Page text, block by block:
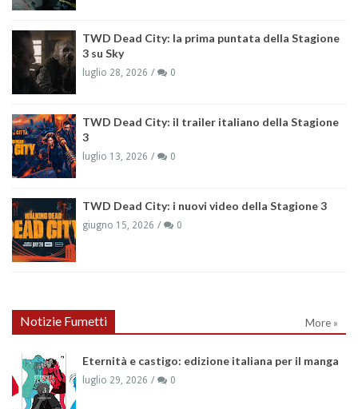
TWD Dead City: la prima puntata della Stagione
3 su Sky
luglio 28, 2026 0
TWD Dead City: il trailer italiano della Stagione
3
luglio 13, 2026 0
TWD Dead City: i nuovi video della Stagione 3
giugno 15, 2026 0
Notizie Fumetti More »
Eternità e castigo: edizione italiana per il manga
luglio 29, 2026 0